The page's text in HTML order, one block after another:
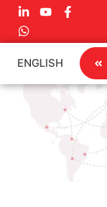
ENGLISH